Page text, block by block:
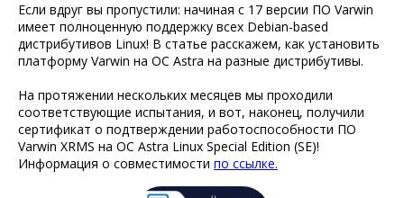
Если вдруг вы пропустили: начиная с 17 версии ПО Varwin
имеет полноценную поддержку всех Debian-based
дистрибутивов Linux! В статье расскажем, как установить
платформу Varwin на ОС Astra на разные дистрибутивы.
На протяжении нескольких месяцев мы проходили
соответствующие испытания, и вот, наконец, получили
сертификат о подтверждении работоспособности ПО
Varwin XRMS на ОС Astra Linux Special Edition (SE)!
Информация о совместимости по ссылке.